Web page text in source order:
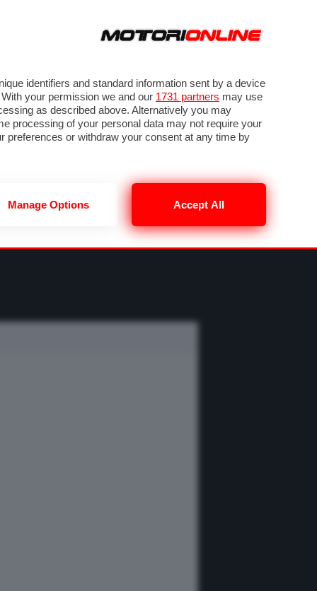
RENDERING PNEUMATICI TRAFFICO
identifiers and standard information sent by a device
your permission we and our 1731 partners may use
as described above. Alternatively you may
processing of your personal data may not require your
preferences or withdraw your consent at any time by
Manage Options Accept All